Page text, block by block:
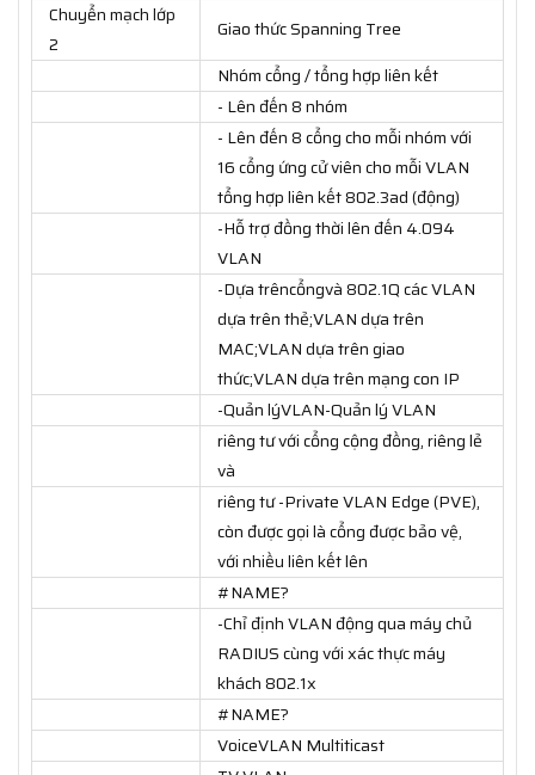
Chuyển mạch lớp
2
Giao thức Spanning Tree
Nhóm cổng / tổng hợp liên kết
- Lên đến 8 nhóm
- Lên đến 8 cổng cho mỗi nhóm với
16 cổng ứng cử viên cho mỗi VLAN
tổng hợp liên kết 802.3ad (động)
-Hỗ trợ đồng thời lên đến 4.094
VLAN
-Dựa trêncổngvà 802.1Q các VLAN
dựa trên thẻ;VLAN dựa trên
MAC;VLAN dựa trên giao
thức;VLAN dựa trên mạng con IP
-Quản lýVLAN-Quản lý VLAN
riêng tư với cổng cộng đồng, riêng lẻ
và
riêng tư -Private VLAN Edge (PVE),
còn được gọi là cổng được bảo vệ,
với nhiều liên kết lên
#NAME?
-Chỉ định VLAN động qua máy chủ
RADIUS cùng với xác thực máy
khách 802.1x
#NAME?
VoiceVLAN Multiticast